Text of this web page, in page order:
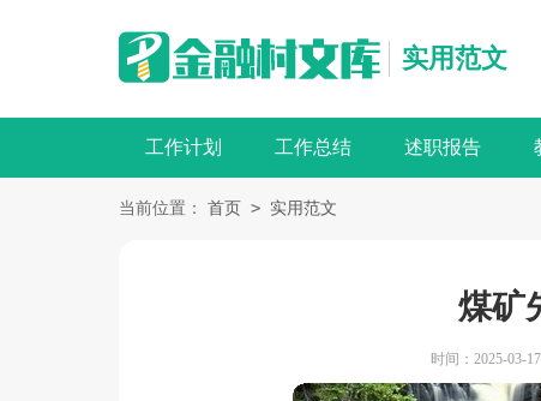
实用范文
工作计划 工作总结 述职报告
当前位置： 首页 > 实用范文
煤矿
时间：2025-03-